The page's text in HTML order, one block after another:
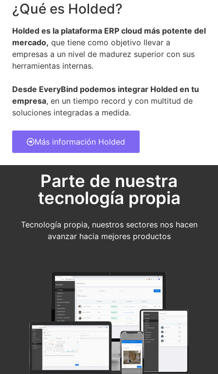
¿Qué es Holded?
Holded es la plataforma ERP cloud más potente del
mercado, que tiene como objetivo llevar a
empresas a un nivel de madurez superior con sus
herramientas internas.
Desde EveryBind podemos integrar Holded en tu
empresa, en un tiempo record y con multitud de
soluciones integradas a medida.
Más información Holded
Parte de nuestra
tecnología propia
Tecnología propia, nuestros sectores nos hacen
avanzar hacia mejores productos